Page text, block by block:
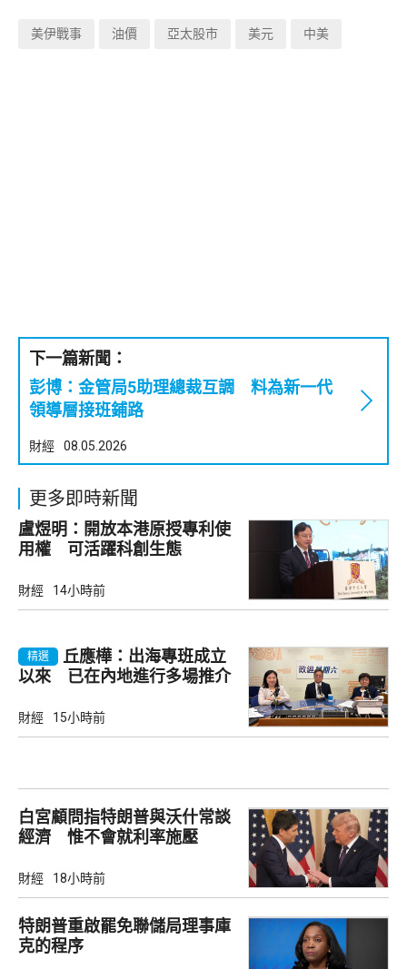
美伊戰事 油價 亞太股市 美元 中美
下一篇新聞：
彭博：金管局5助理總裁互調 料為新一代
領導層接班鋪路
財經 08.05.2026
更多即時新聞
盧煜明：開放本港原授專利使
用權 可活躍科創生態
財經 14小時前
精選
丘應樺：出海專班成立
以來 已在內地進行多場推介
財經 15小時前
白宮顧問指特朗普與沃什常談
經濟 惟不會就利率施壓
財經 18小時前
特朗普重啟罷免聯儲局理事庫
克的程序